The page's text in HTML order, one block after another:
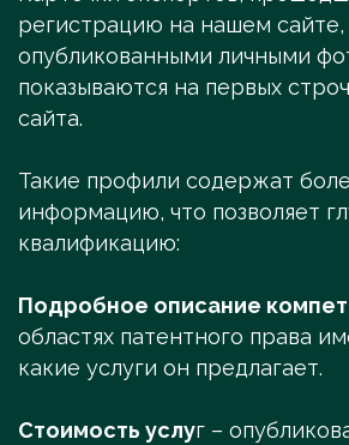
регистрацию на нашем
опубликованными личными
показываются на первых
сайта.
Такие профили содержат
информацию, что позволяет
квалификацию:
Подробное описание
областях патентного права
какие услуги он предлагает.
Стоимость услуг –